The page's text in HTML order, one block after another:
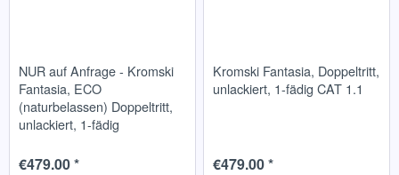
NUR auf Anfrage - Kromski
Fantasia, ECO
(naturbelassen) Doppeltritt,
unlackiert, 1-fädig
€479.00 *
Kromski Fantasia, Doppeltritt,
unlackiert, 1-fädig CAT 1.1
€479.00 *